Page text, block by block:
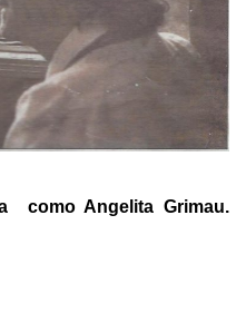
como Angelita Grimau.